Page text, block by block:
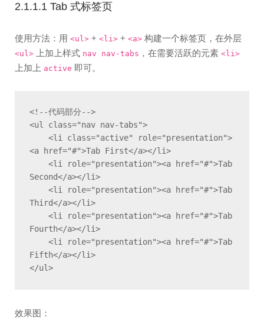
2.1.1.1 Tab 式标签页
使用方法：用 <ul> + <li> + <a> 构建一个标签页，在外层
<ul> 上加上样式 nav nav-tabs ，在需要活跃的元素 <li>
上加上 active 即可。
<!--代码部分-->
<ul class="nav nav-tabs">
<a href="#">Tab First</a></li>
Second</a></li>
Third</a></li>
Fourth</a></li>
Fifth</a></li>
</ul>
效果图：